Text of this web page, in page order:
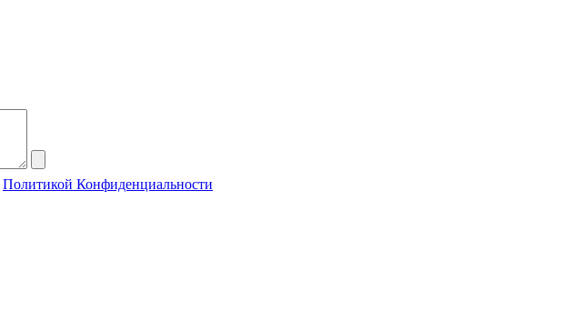
Политикой Конфиденциальности